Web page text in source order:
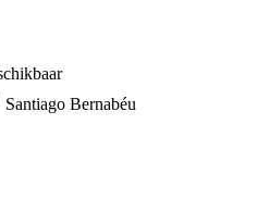
Santiago Bernabéu